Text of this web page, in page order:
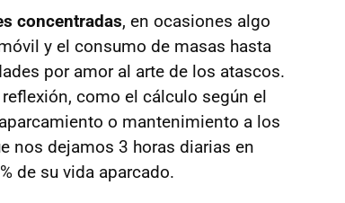
concentradas, en ocasiones algo
y el consumo de masas hasta
por amor al arte de los atascos.
como el cálculo según el
o mantenimiento a los
nos dejamos 3 horas diarias en
de su vida aparcado.